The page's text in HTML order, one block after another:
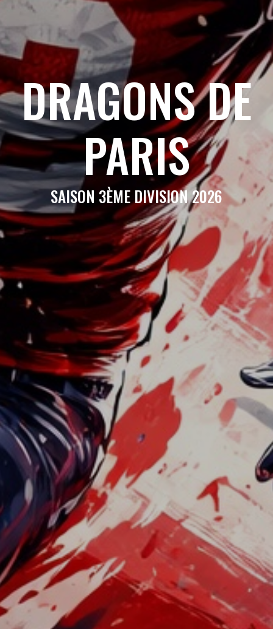
DRAGONS DE
PARIS
SAISON 3ÈME DIVISION 2026